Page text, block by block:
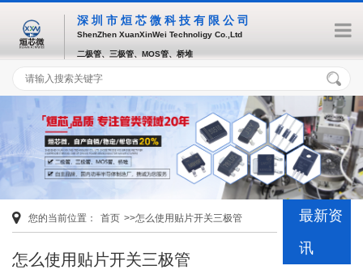
深圳市烜芯微科技有限公司
ShenZhen XuanXinWei Technoligy Co.,Ltd
二极管、三极管、MOS管、桥堆
您的当前位置： 首页 >>怎么使用贴片开关三极管
怎么使用贴片开关三极管
最新资
讯